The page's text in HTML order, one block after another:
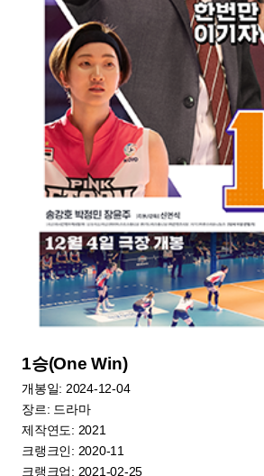
1승(One Win)
개봉일: 2024-12-04
장르: 드라마
제작연도: 2021
크랭크인: 2020-11
크랭크업: 2021-02-25
감독: 신연식
캐스팅: 송강호, 박정민, 장윤주